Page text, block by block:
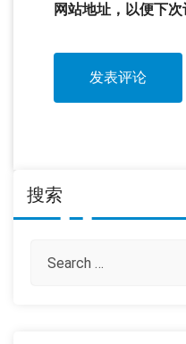
网站地址，以便下次
搜索